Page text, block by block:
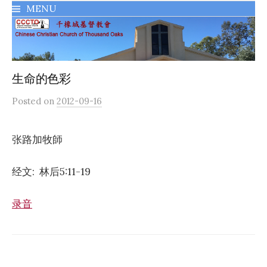
MENU
生命的色彩
Posted on 2012-09-16
张路加牧師
经文: 林后5:11-19
录音